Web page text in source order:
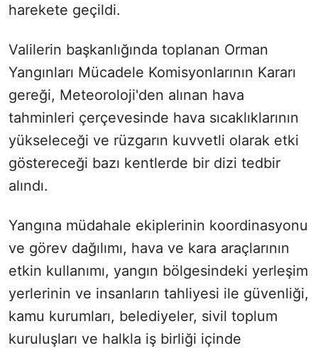
harekete geçildi.
Valilerin başkanlığında toplanan Orman
Yangınları Mücadele Komisyonlarının Kararı
gereği, Meteoroloji'den alınan hava
tahminleri çerçevesinde hava sıcaklıklarının
yükseleceği ve rüzgarın kuvvetli olarak etki
göstereceği bazı kentlerde bir dizi tedbir
alındı.
Yangına müdahale ekiplerinin koordinasyonu
ve görev dağılımı, hava ve kara araçlarının
etkin kullanımı, yangın bölgesindeki yerleşim
yerlerinin ve insanların tahliyesi ile güvenliği,
kamu kurumları, belediyeler, sivil toplum
kuruluşları ve halkla iş birliği içinde